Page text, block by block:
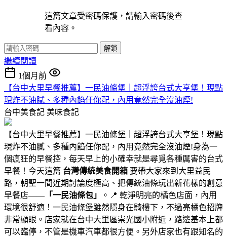
這篇文章受密碼保護，請輸入密碼後查
看內容。
解鎖
繼續閱讀
1個月前
【台中大里早餐推薦】一民油條堡｜超浮誇台式大亨堡！現點
現炸不油膩、多種內餡任你配，內用竟然完全沒油煙!
台中美食記 美味食記
【台中大里早餐推薦】一民油條堡｜超浮誇台式大亨堡！現點
現炸不油膩、多種內餡任你配，內用竟然完全沒油煙!身為一
個瘋狂的早餐控，每天早上的小確幸就是尋覓各種厲害的台式
早餐！今天這篇 台灣傳統美食開箱 要帶大家來到大里益民
路，朝聖一間近期討論度極高、把傳統油條玩出新花樣的創意
早餐店—— 「一民油條包」
。📍 乾淨明亮的橘色店面，內用
環境很舒適！一民油條堡雖然隱身在騎樓下，不過亮橘色招牌
非常顯眼。店家就在台中大里區崇光國小附近，路邊基本上都
可以臨停，不管是機車汽車都很方便。另外店家也有跟知名的